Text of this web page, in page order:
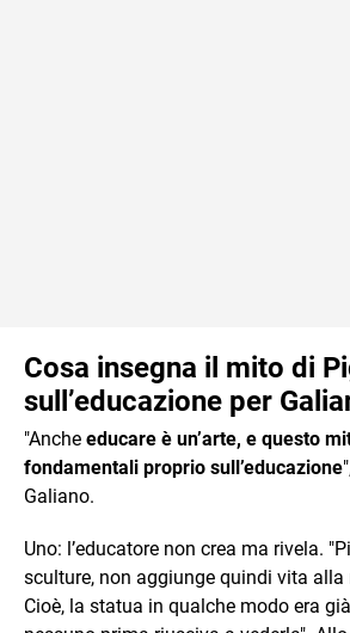
Cosa insegna il mito di
sull’educazione per
"Anche educare è un’arte, e questo
fondamentali proprio sull’educazione
Galiano.
Uno: l’educatore non crea ma rivela.
sculture, non aggiunge quindi vita alla
Cioè, la statua in qualche modo era